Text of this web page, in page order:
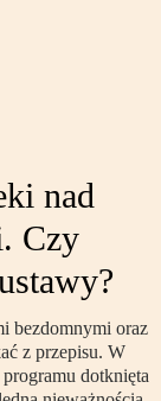
nad
Czy
bezdomnymi oraz
z przepisu. W
dotknięta